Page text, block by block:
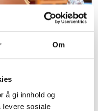
Om
å gi innhold og
levere sosiale
akutt-tenesta